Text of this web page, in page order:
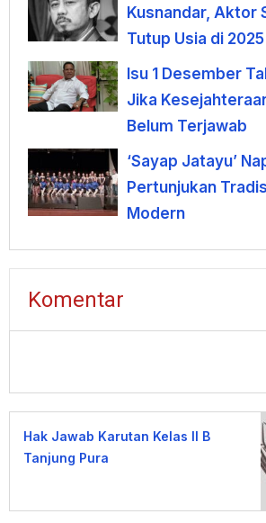
Kusnandar, Aktor
Tutup Usia di 2025
Isu 1 Desember
Jika
Belum Terjawab
‘Sayap Jatayu’
Pertunjukan
Modern
Komentar
Hak Jawab Karutan Kelas II B
Tanjung Pura